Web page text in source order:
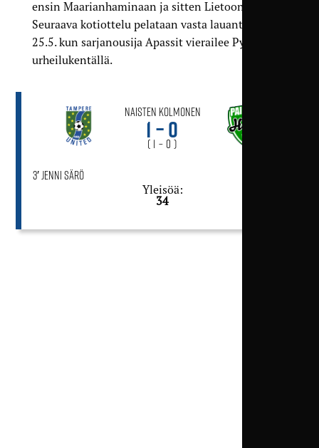
ensin Maarianhaminaan ja sitten Lietoon.
Seuraava kotiottelu pelataan vasta lauantaina
25.5. kun sarjanousija Apassit vierailee Pyynikin
urheilukentällä.
Naisten Kolmonen
1 – 0
( 1 – 0 )
3′ Jenni Särö
Yleisöä:
34